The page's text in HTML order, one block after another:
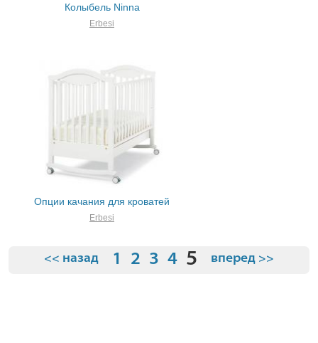
Колыбель Ninna
Erbesi
Опции качания для кроватей
Erbesi
<< назад 1 2 3 4 5 вперед >>